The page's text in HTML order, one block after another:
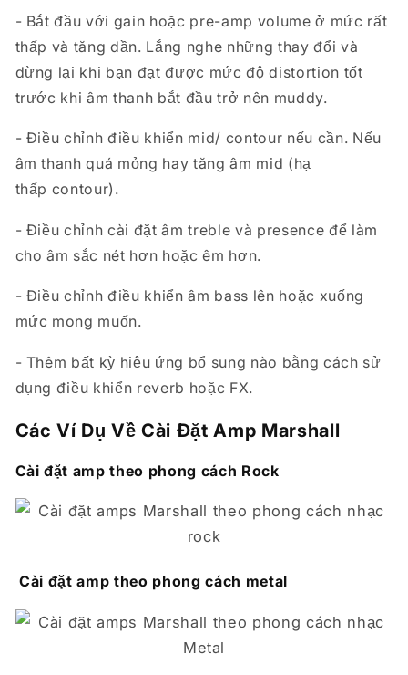
- Bắt đầu với gain hoặc pre-amp volume ở mức rất
thấp và tăng dần. Lắng nghe những thay đổi và
dừng lại khi bạn đạt được mức độ distortion tốt
trước khi âm thanh bắt đầu trở nên muddy.
- Điều chỉnh điều khiển mid/ contour nếu cần. Nếu
âm thanh quá mỏng hay tăng âm mid (hạ
thấp contour).
- Điều chỉnh cài đặt âm treble và presence để làm
cho âm sắc nét hơn hoặc êm hơn.
- Điều chỉnh điều khiển âm bass lên hoặc xuống
mức mong muốn.
- Thêm bất kỳ hiệu ứng bổ sung nào bằng cách sử
dụng điều khiển reverb hoặc FX.
Các Ví Dụ Về Cài Đặt Amp Marshall
Cài đặt amp theo phong cách Rock
Cài đặt amp theo phong cách metal